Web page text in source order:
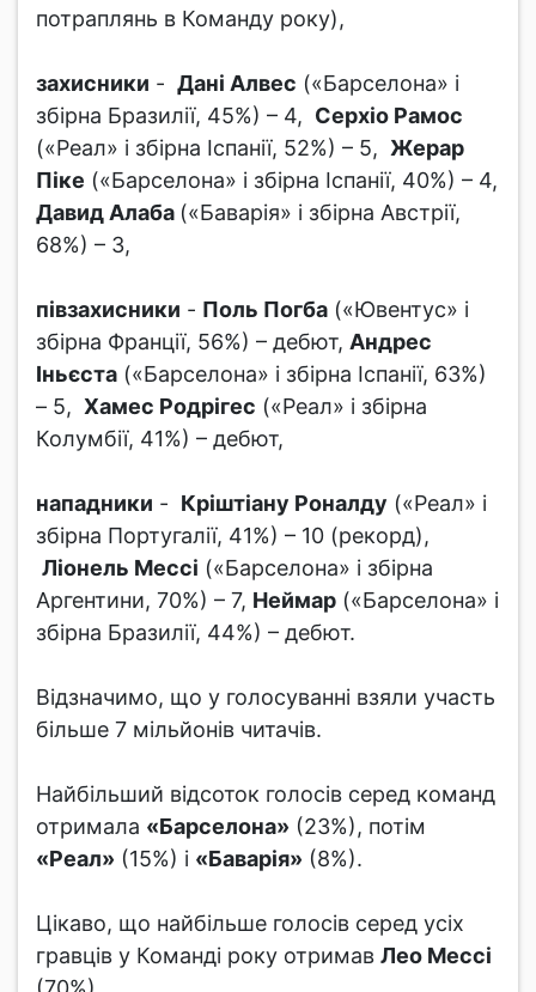
потраплянь в Команду року),
захисники - Дані Алвес («Барселона» і
збірна Бразилії, 45%) – 4, Серхіо Рамос
(«Реал» і збірна Іспанії, 52%) – 5, Жерар
Піке («Барселона» і збірна Іспанії, 40%) – 4,
Давид Алаба («Баварія» і збірна Австрії,
68%) – 3,
півзахисники - Поль Погба («Ювентус» і
збірна Франції, 56%) – дебют, Андрес
Іньєста («Барселона» і збірна Іспанії, 63%)
– 5, Хамес Родрігес («Реал» і збірна
Колумбії, 41%) – дебют,
нападники - Кріштіану Роналду («Реал» і
збірна Португалії, 41%) – 10 (рекорд),
Ліонель Мессі («Барселона» і збірна
Аргентини, 70%) – 7, Неймар («Барселона» і
збірна Бразилії, 44%) – дебют.
Відзначимо, що у голосуванні взяли участь
більше 7 мільйонів читачів.
Найбільший відсоток голосів серед команд
отримала «Барселона» (23%), потім
«Реал» (15%) і «Баварія» (8%).
Цікаво, що найбільше голосів серед усіх
гравців у Команді року отримав Лео Мессі